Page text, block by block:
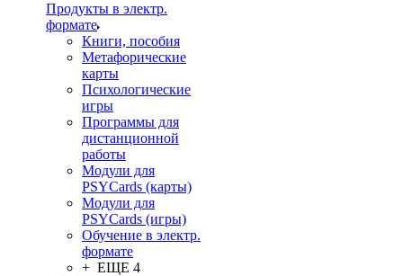
Продукты в электр.
формате
Книги, пособия
Метафорические
карты
Психологические
игры
Программы для
дистанционной
работы
Модули для
PSYCards (карты)
Модули для
PSYCards (игры)
Обучение в электр.
формате
+ ЕЩЕ 4